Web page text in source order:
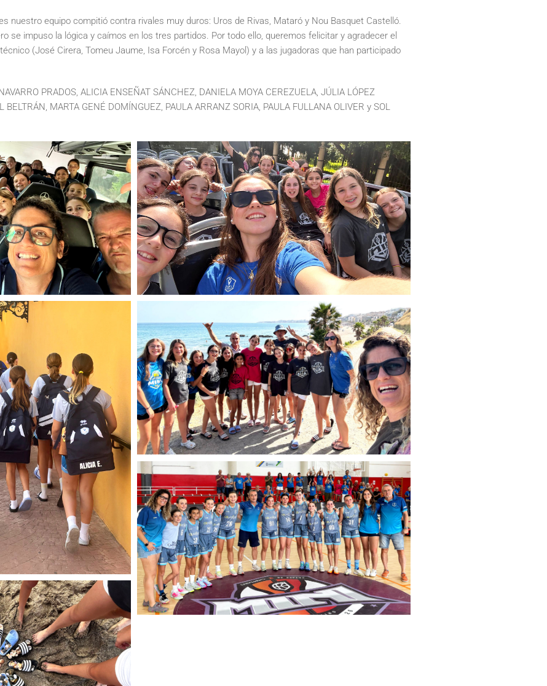
nuestro equipo compitió contra rivales muy duros: Uros de Rivas, Mataró y Nou Basquet Castelló.
se impuso la lógica y caímos en los tres partidos. Por todo ello, queremos felicitar y agradecer el
(José Cirera, Tomeu Jaume, Isa Forcén y Rosa Mayol) y a las jugadoras que han participado
PRADOS, ALICIA ENSEÑAT SÁNCHEZ, DANIELA MOYA CEREZUELA, JÚLIA LÓPEZ
BELTRÁN, MARTA GENÉ DOMÍNGUEZ, PAULA ARRANZ SORIA, PAULA FULLANA OLIVER y SOL